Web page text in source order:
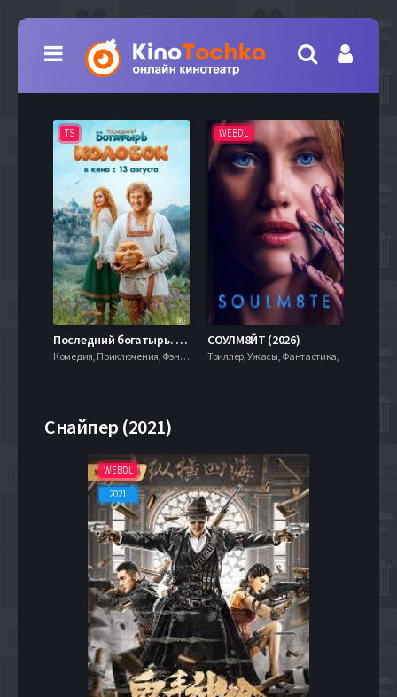
TS
Последний богатырь. Колобок (2026)
Комедия, Приключения, Фэнтези,
WEBDL
СОУЛМ8ЙТ (2026)
Триллер, Ужасы, Фантастика,
Снайпер (2021)
WEBDL
2021